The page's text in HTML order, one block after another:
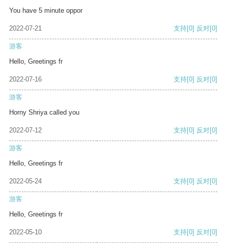
You have 5 minute oppor
2022-07-21 支持[0] 反对[0]
游客
Hello, Greetings fr
2022-07-16 支持[0] 反对[0]
游客
Horny Shriya called you
2022-07-12 支持[0] 反对[0]
游客
Hello, Greetings fr
2022-05-24 支持[0] 反对[0]
游客
Hello, Greetings fr
2022-05-10 支持[0] 反对[0]